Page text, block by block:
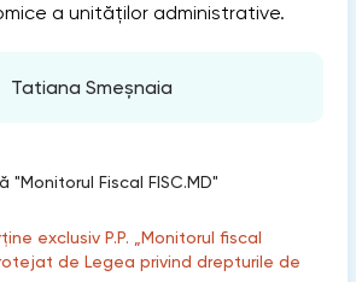
a unităților administrative.
Tatiana Smeșnaia
Fiscal FISC.MD"
exclusiv P.P. „Monitorul fiscal
de Legea privind drepturile de